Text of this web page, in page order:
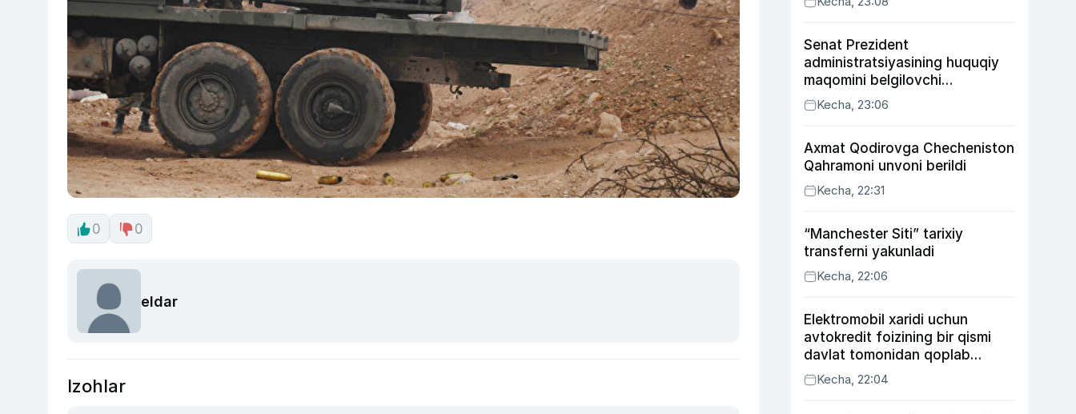
0 0
eldar
Izohlar
Senat Prezident
administratsiyasining huquqiy
maqomini belgilovchi
konstitutsiyaviy qonunni
ma’qulladi
Kecha, 23:06
Axmat Qodirovga Checheniston
Qahramoni unvoni berildi
Kecha, 22:31
“Manchester Siti” tarixiy
transferni yakunladi
Kecha, 22:06
Elektromobil xaridi uchun
avtokredit foizining bir qismi
davlat tomonidan qoplab
berilishi mumkin
Kecha, 22:04